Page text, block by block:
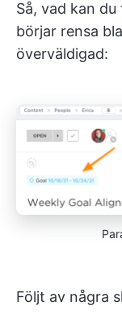
Så, vad kan
börjar rensa
överväldigad:
Följt av några